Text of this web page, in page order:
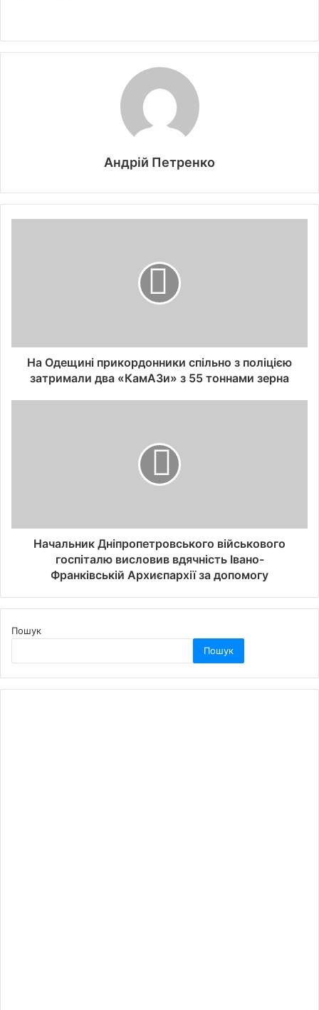
Андрій Петренко
На Одещині прикордонники спільно з поліцією
затримали два «КамАЗи» з 55 тоннами зерна
Начальник Дніпропетровського військового
госпіталю висловив вдячність Івано-
Франківській Архиєпархії за допомогу
Пошук
Пошук